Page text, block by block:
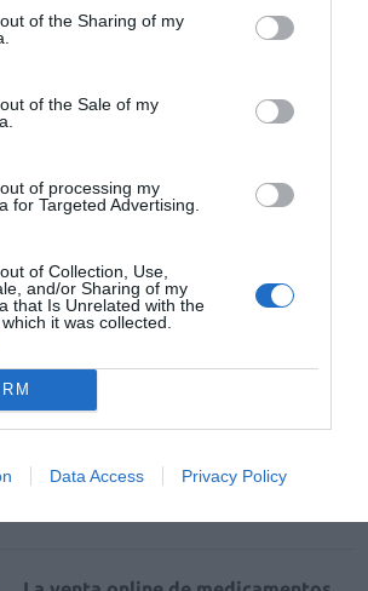
of the Sharing of my
of the Sale of my
of processing my
for Targeted Advertising.
of Collection, Use,
and/or Sharing of my
that Is Unrelated with the
it was collected.
Data Access Privacy Policy
último, suaviza el rozamiento de las
deslizan entre ellas y alivia así la
con las últimas noticias de actualidad.
Hyaluron mucus